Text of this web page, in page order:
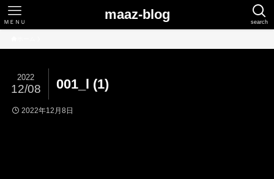
maaz-blog search
ＭＥＮＵ
001_l (1)
2022
12/08
2022年12月8日